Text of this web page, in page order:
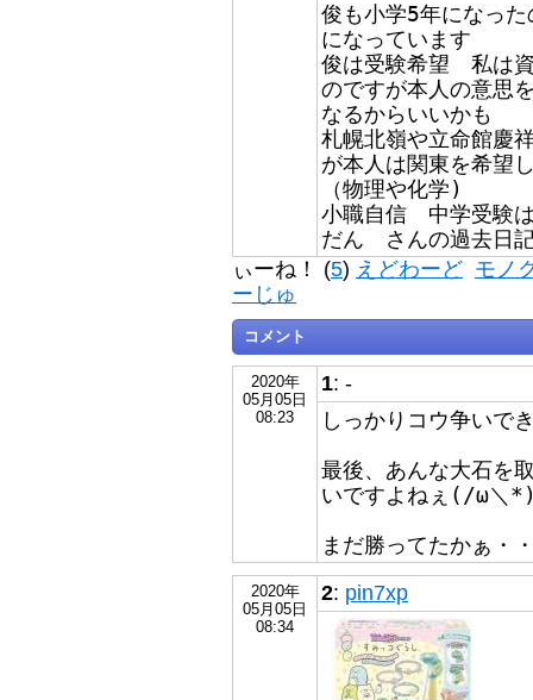
俊も小学5年になっ
になっています
俊は受験希望 私は
のですが本人の意
なるからいいかも
札幌北嶺や立命館慶
が本人は関東を希望
（物理や化学)
小職自信 中学受験
だん さんの過去日
ぃーね！ (5) えどわーど モノ
ーじゅ
コメント
2020年
05月05日
08:23
1: -
しっかりコウ争い
最後、あんな大石を
いですよねぇ(/ω＼
まだ勝ってたかぁ・
2020年
05月05日
08:34
2: pin7xp